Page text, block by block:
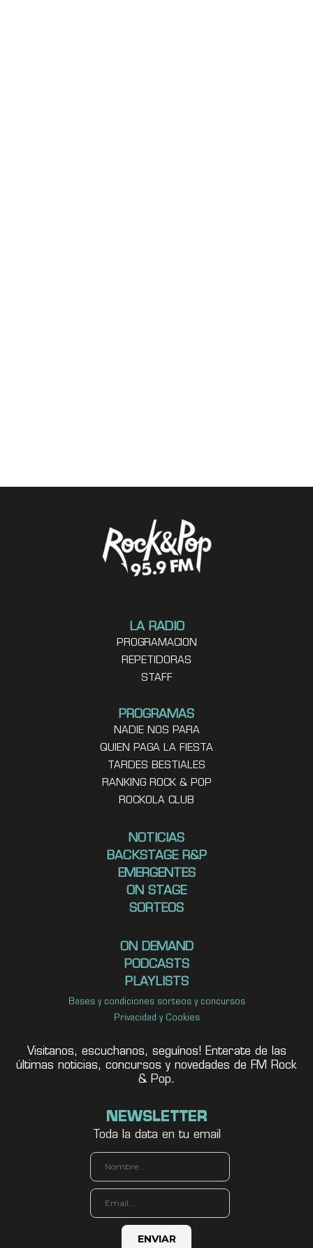
LA RADIO
PROGRAMACION
REPETIDORAS
STAFF
PROGRAMAS
NADIE NOS PARA
QUIEN PAGA LA FIESTA
TARDES BESTIALES
RANKING ROCK & POP
ROCKOLA CLUB
NOTICIAS
BACKSTAGE R&P
EMERGENTES
ON STAGE
SORTEOS
ON DEMAND
PODCASTS
PLAYLISTS
Bases y condiciones sorteos y concursos
Privacidad y Cookies
Visitanos, escuchanos, seguínos! Enterate de las
últimas noticias, concursos y novedades de FM Rock
& Pop.
NEWSLETTER
Toda la data en tu email